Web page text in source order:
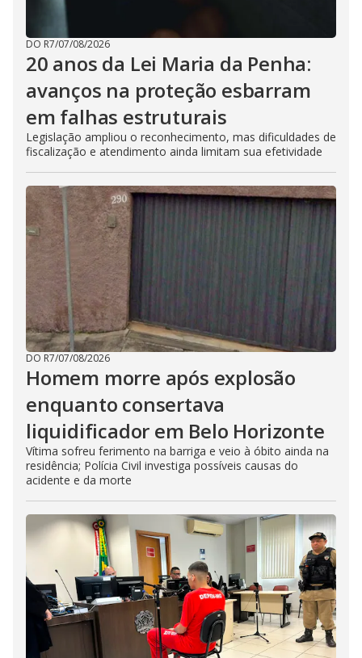
DO R7/07/08/2026
20 anos da Lei Maria da Penha:
avanços na proteção esbarram
em falhas estruturais
Legislação ampliou o reconhecimento, mas dificuldades de
fiscalização e atendimento ainda limitam sua efetividade
DO R7/07/08/2026
Homem morre após explosão
enquanto consertava
liquidificador em Belo Horizonte
Vítima sofreu ferimento na barriga e veio à óbito ainda na
residência; Polícia Civil investiga possíveis causas do
acidente e da morte